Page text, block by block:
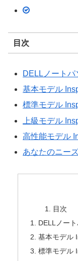
目次
DELLノートパ
基本モデル
標準モデル
上級モデル
高性能モデル
あなたのニー
目次
DELLノー
基本モデル
標準モデル